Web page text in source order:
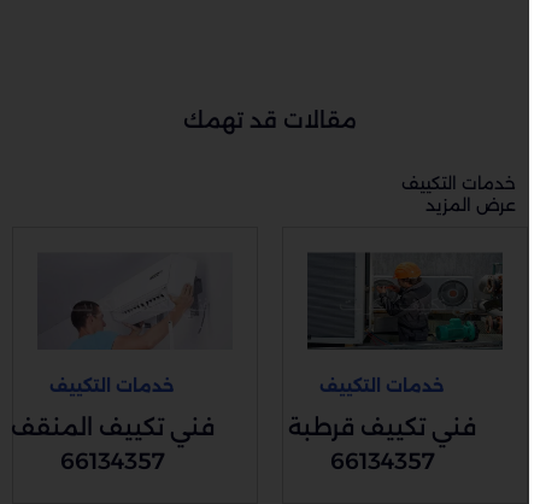
مقالات قد تهمك
خدمات التكييف
عرض المزيد
خدمات التكييف
فني تكييف قرطبة
66134357
خدمات التكييف
فني تكييف المنقف
66134357